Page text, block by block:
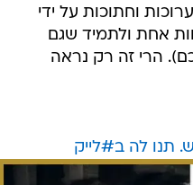
וחתוכות על ידי
אחת ולתמיד שגם
הרי זה רק נראה
תנו לה ב#לייק